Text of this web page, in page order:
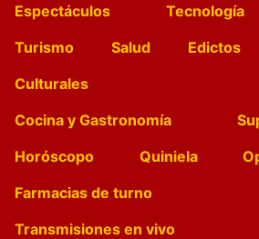
Espectáculos
Tecnología
Turismo
Salud Edictos
Culturales
Cocina y Gastronomía
Horóscopo
Quiniela
Farmacias de turno
Transmisiones en vivo